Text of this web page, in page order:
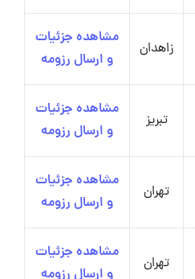
زاهدان
مشاهده جزئیات
و ارسال رزومه
تبریز
مشاهده جزئیات
و ارسال رزومه
تهران
مشاهده جزئیات
و ارسال رزومه
تهران
مشاهده جزئیات
و ارسال رزومه